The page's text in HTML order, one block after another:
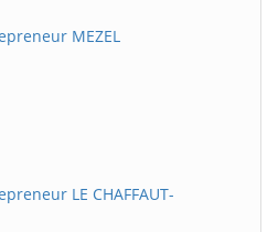
MEZEL
LE CHAFFAUT-